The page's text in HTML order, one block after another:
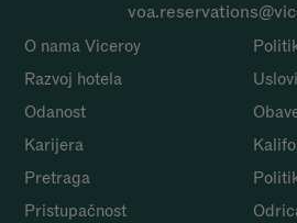
O nama Viceroy
Razvoj hotela
Odanost
Karijera
Pretraga
Pristupačnost